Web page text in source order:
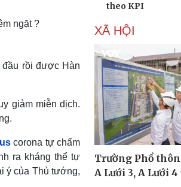
ngặt ?
đầu rồi được Hàn
giảm miễn dịch.
corona tự chấm
ra kháng thể tự
ý của Thủ tướng,
theo KPI
XÃ HỘI
Trường Phổ
A Lưới 3, A Lưới